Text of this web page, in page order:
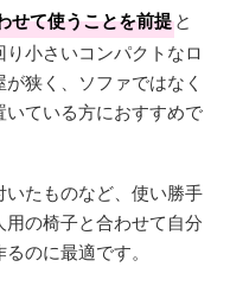
せて使うことを前提と
小さいコンパクトなロ
狭く、ソファではなく
ている方におすすめで
たものなど、使い勝手
の椅子と合わせて自分
のに最適です。